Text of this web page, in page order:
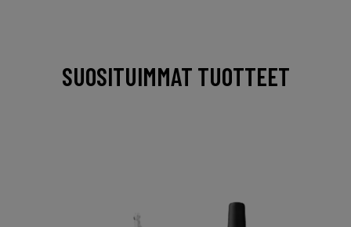
SUOSITUIMMAT TUOTTEET